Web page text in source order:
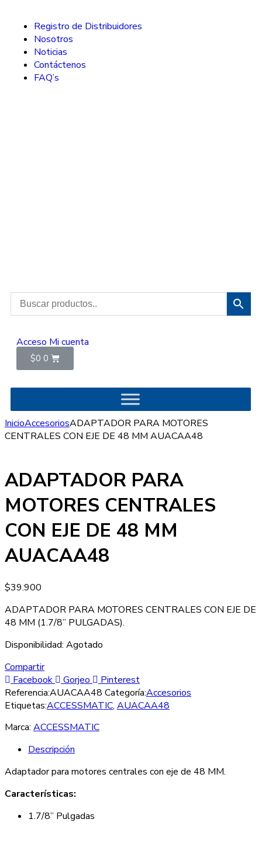
Registro de Distribuidores
Nosotros
Noticias
Contáctenos
FAQ’s
Acceso Mi cuenta
$0 0
InicioAccesoriosADAPTADOR PARA MOTORES
CENTRALES CON EJE DE 48 MM AUACAA48
ADAPTADOR PARA
MOTORES CENTRALES
CON EJE DE 48 MM
AUACAA48
$39.900
ADAPTADOR PARA MOTORES CENTRALES CON EJE DE
48 MM (1.7/8” PULGADAS).
Disponibilidad: Agotado
Compartir
Facebook
Gorjeo
Pinterest
Referencia:AUACAA48 Categoría:Accesorios
Etiquetas:ACCESSMATIC, AUACAA48
Marca: ACCESSMATIC
Descripción
Adaptador para motores centrales con eje de 48 MM.
Características:
1.7/8” Pulgadas